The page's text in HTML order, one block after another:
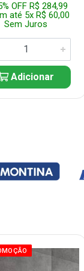
OFF R$ 284,99
até 5x R$ 60,00
Sem Juros
Adicionar